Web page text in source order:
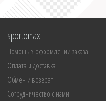
sportomax
Помощь в оформлении заказа
Оплата и доставка
Обмен и возврат
Сотрудничество с нами